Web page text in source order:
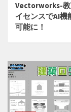
Vectorworks-教
イセンスでAI機
可能に！